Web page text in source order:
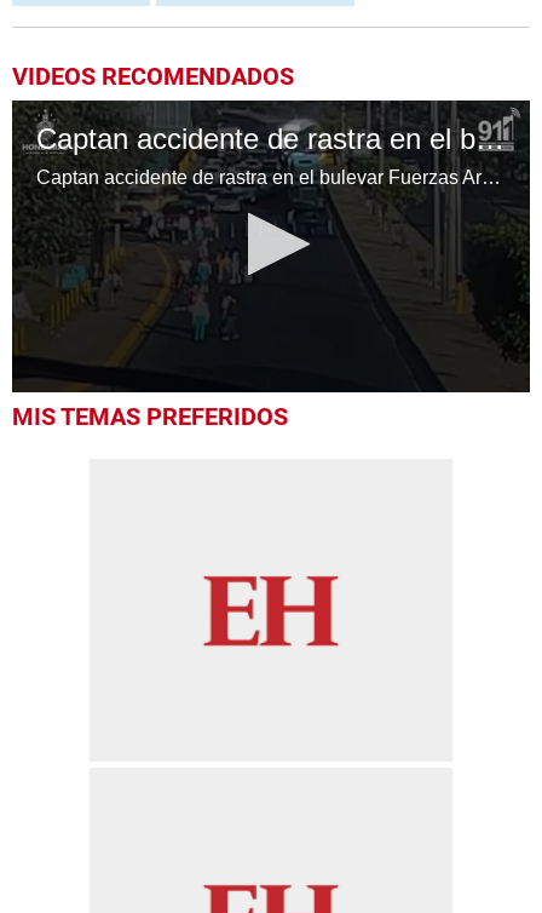
VIDEOS RECOMENDADOS
Captan accidente de rastra en el bulevar Fuerzas Armadas
Captan accidente de rastra en el bulevar Fuerzas Armadas
seconds
MIS TEMAS PREFERIDOS